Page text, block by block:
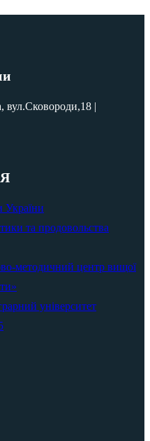
вул.Сковороди,18 |
України
та продовольства
методичний центр вищої
університет